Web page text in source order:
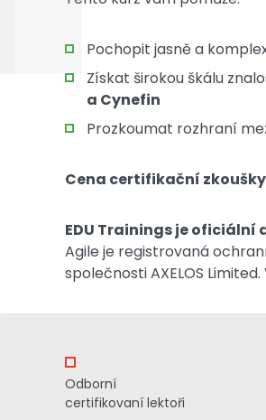
Pochopit jasně a
Získat širokou škálu
a Cynefin
Prozkoumat rozhraní
Cena certifikační
EDU Trainings je oficiální
Agile je registrovaná
společnosti AXELOS
Odborní
certifikovaní lektoři